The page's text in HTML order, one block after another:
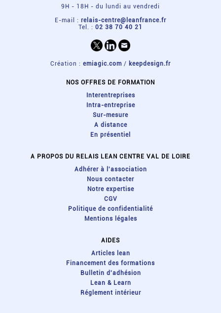
9H - 18H - du lundi au vendredi
E-mail : relais-centre@leanfrance.fr
Tel. : 02 38 70 40 21
Création : emiagic.com / keepdesign.fr
NOS OFFRES DE FORMATION
Interentreprises
Intra-entreprise
Sur-mesure
A distance
En présentiel
A PROPOS DU RELAIS LEAN CENTRE VAL DE LOIRE
Adhérer à l'association
Nous contacter
Notre expertise
CGV
Politique de confidentialité
Mentions légales
AIDES
Articles lean
Financement des formations
Bulletin d'adhésion
Lean & Learn
Réglement intérieur